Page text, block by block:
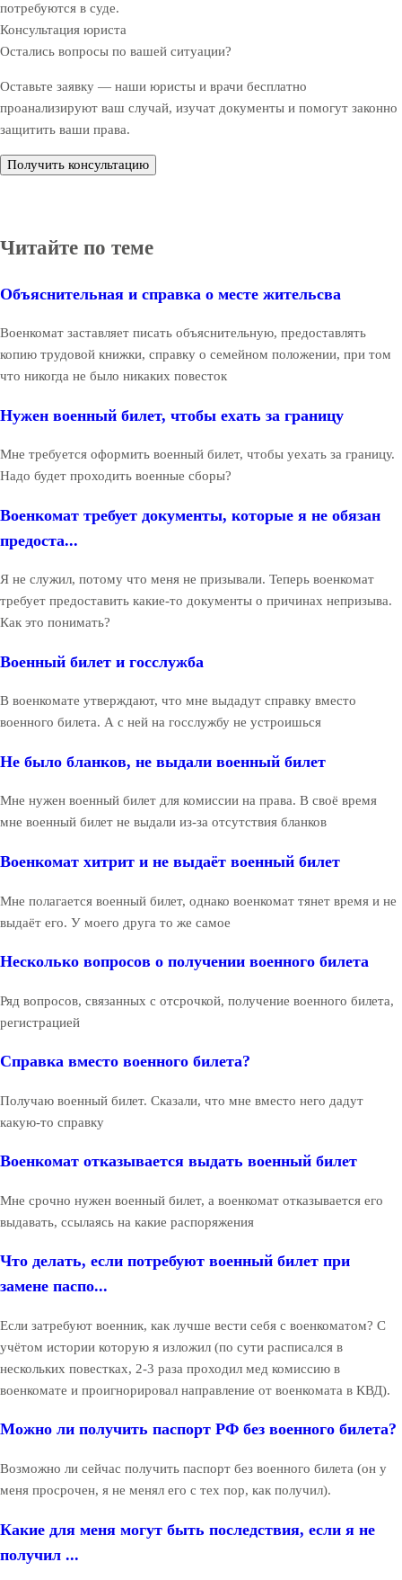
потребуются в суде.
Консультация юриста
Остались вопросы по вашей ситуации?
Оставьте заявку — наши юристы и врачи бесплатно
проанализируют ваш случай, изучат документы и помогут законно
защитить ваши права.
Получить консультацию
Читайте по теме
Объяснительная и справка о месте жительсва
Военкомат заставляет писать объяснительную, предоставлять
копию трудовой книжки, справку о семейном положении, при том
что никогда не было никаких повесток
Нужен военный билет, чтобы ехать за границу
Мне требуется оформить военный билет, чтобы уехать за границу.
Надо будет проходить военные сборы?
Военкомат требует документы, которые я не обязан
предоста...
Я не служил, потому что меня не призывали. Теперь военкомат
требует предоставить какие-то документы о причинах непризыва.
Как это понимать?
Военный билет и госслужба
В военкомате утверждают, что мне выдадут справку вместо
военного билета. А с ней на госслужбу не устроишься
Не было бланков, не выдали военный билет
Мне нужен военный билет для комиссии на права. В своё время
мне военный билет не выдали из-за отсутствия бланков
Военкомат хитрит и не выдаёт военный билет
Мне полагается военный билет, однако военкомат тянет время и не
выдаёт его. У моего друга то же самое
Несколько вопросов о получении военного билета
Ряд вопросов, связанных с отсрочкой, получение военного билета,
регистрацией
Справка вместо военного билета?
Получаю военный билет. Сказали, что мне вместо него дадут
какую-то справку
Военкомат отказывается выдать военный билет
Мне срочно нужен военный билет, а военкомат отказывается его
выдавать, ссылаясь на какие распоряжения
Что делать, если потребуют военный билет при
замене паспо...
Если затребуют военник, как лучше вести себя с военкоматом? С
учётом истории которую я изложил (по сути расписался в
нескольких повестках, 2-3 раза проходил мед комиссию в
военкомате и проигнорировал направление от военкомата в КВД).
Можно ли получить паспорт РФ без военного билета?
Возможно ли сейчас получить паспорт без военного билета (он у
меня просрочен, я не менял его с тех пор, как получил).
Какие для меня могут быть последствия, если я не
получил ...